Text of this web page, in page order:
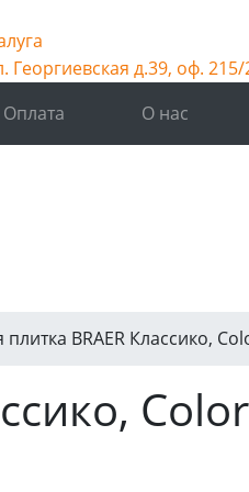
Георгиевская д.39, оф. 215/
Оплата О нас
плитка BRAER Классико,